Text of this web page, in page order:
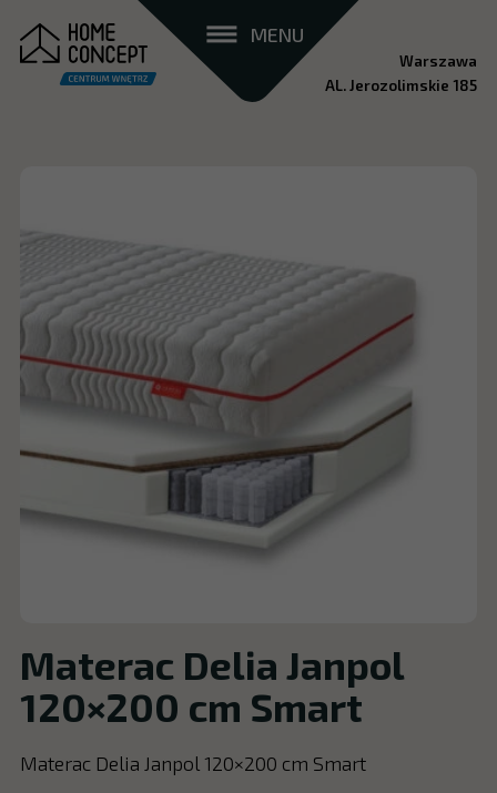
MENU
Warszawa
AL. Jerozolimskie 185
Materac Delia Janpol
120×200 cm Smart
Materac Delia Janpol 120×200 cm Smart